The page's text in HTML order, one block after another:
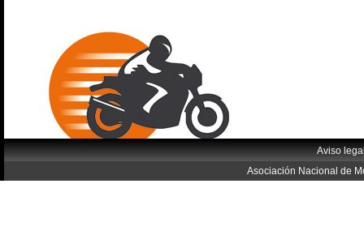
Aviso
Asociación Nacional de